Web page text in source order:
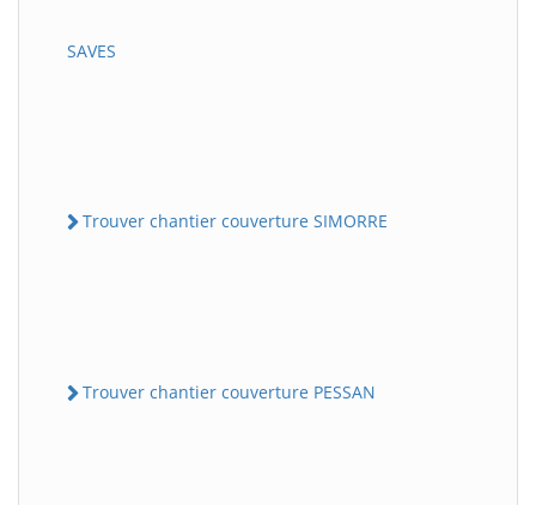
SAVES
Trouver chantier couverture SIMORRE
Trouver chantier couverture PESSAN